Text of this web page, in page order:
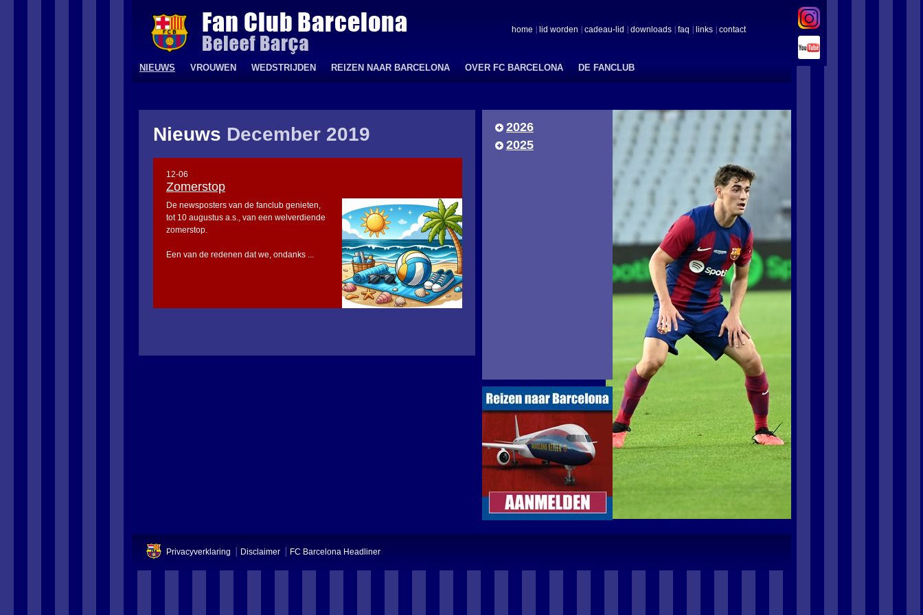
home lid worden cadeau-lid downloads faq links contact
NIEUWS VROUWEN WEDSTRIJDEN REIZEN NAAR BARCELONA OVER FC BARCELONA DE FANCLUB
Nieuws December 2019
12-06
Zomerstop
De newsposters van de fanclub genieten,
tot 10 augustus a.s., van een welverdiende
zomerstop.
Een van de redenen dat we, ondanks ...
2026
2025
Privacyverklaring Disclaimer FC Barcelona Headliner